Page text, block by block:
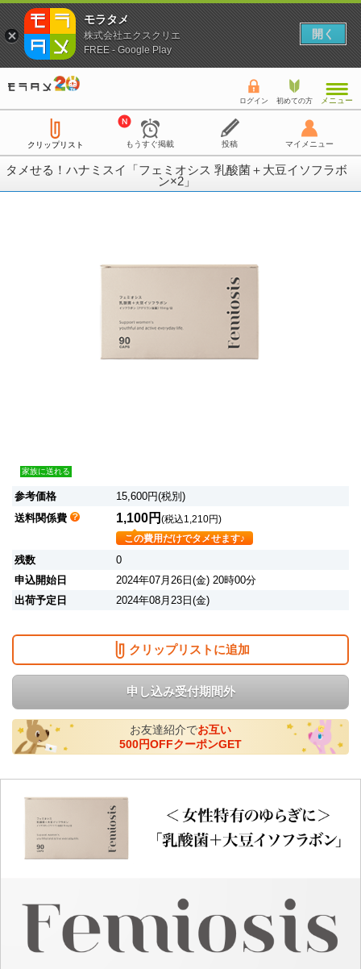
ログイン 初めての方 メニュー
クリップリスト もうすぐ掲載 投稿 マイメニュー
タメせる！ハナミスイ「フェミオシス 乳酸菌＋大豆イソフラボ
ン×2」
家族に送れる
参考価格
15,600円(税別)
送料関係費
1,100円 (税込1,210円)
この費用だけでタメせます♪
残数
0
申込開始日
2024年07月26日(金) 20時00分
出荷予定日
2024年08月23日(金)
クリップリストに追加
申し込み受付期間外
お友達紹介でお互い
500円OFFクーポンGET
モラタメ
株式会社エクスクリエ
FREE - Google Play
開く